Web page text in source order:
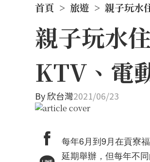
首頁 > 旅遊 > 親子玩水
親子玩水
KTV、電
By欣台灣2021/06/23
每年6月到9月在貢寮
延期舉辦，但每年不